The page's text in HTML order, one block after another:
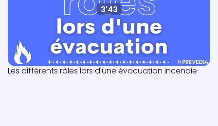
3'43
Les différents rôles lors d'une évacuation incendie